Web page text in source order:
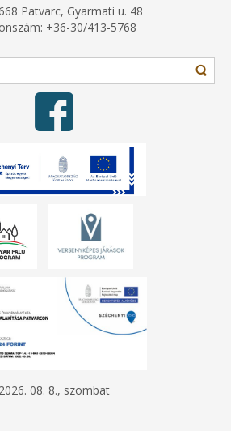
Patvarc, Gyarmati u. 48
+36-30/413-5768
2026. 08. 8., szombat